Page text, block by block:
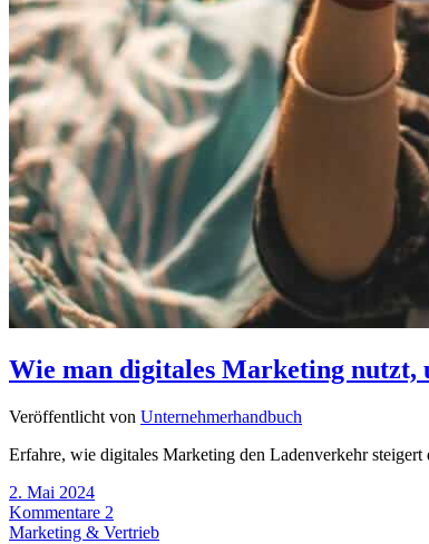
Wie man digitales Marketing nutzt,
Veröffentlicht von Unternehmerhandbuch
Erfahre, wie digitales Marketing den Ladenverkehr
2. Mai 2024
Kommentare 2
Marketing & Vertrieb